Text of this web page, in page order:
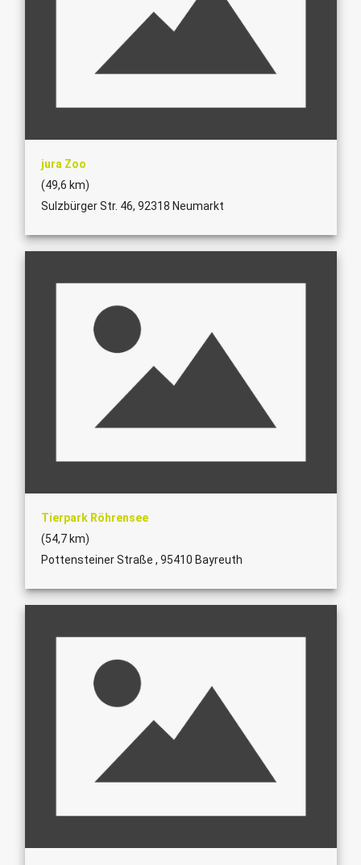
jura Zoo
(49,6 km)
Sulzbürger Str. 46, 92318 Neumarkt
Tierpark Röhrensee
(54,7 km)
Pottensteiner Straße , 95410 Bayreuth